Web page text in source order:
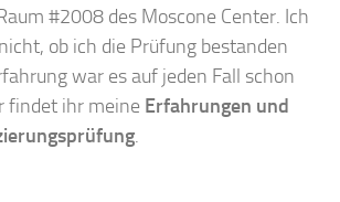
#2008 des Moscone Center. Ich
ob ich die Prüfung bestanden
war es auf jeden Fall schon
findet ihr meine Erfahrungen und
.